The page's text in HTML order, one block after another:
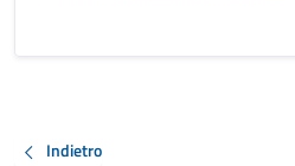
Indietro